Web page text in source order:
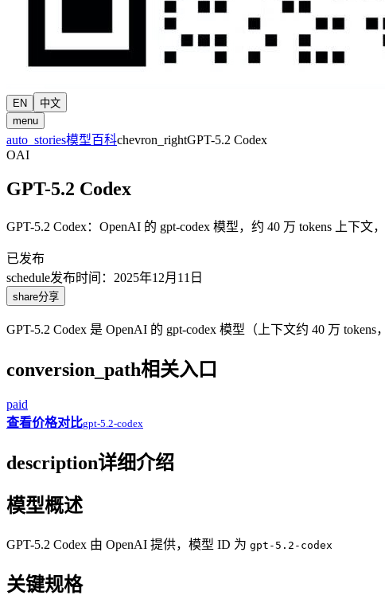
EN
中文
menu
auto_stories模型百科chevron_rightGPT-5.2 Codex
OAI
GPT-5.2 Codex
GPT-5.2 Codex：OpenAI 的 gpt-codex 模型，约 40 万 tokens 上下文
已发布
schedule发布时间 ： 2025年12月11日
share分享
GPT-5.2 Codex 是 OpenAI 的 gpt-codex 模型（上下文约 40 万
conversion_path相关入口
paid
查看价格对比gpt-5.2-codex
description详细介绍
模型概述
GPT-5.2 Codex 由 OpenAI 提供，模型 ID 为 gpt-5.2-codex
关键规格